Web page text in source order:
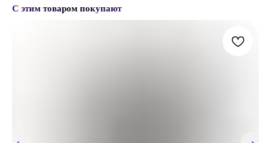
С этим товаром покупают